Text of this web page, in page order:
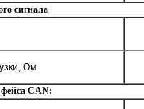
сигнала
Ом
CAN: